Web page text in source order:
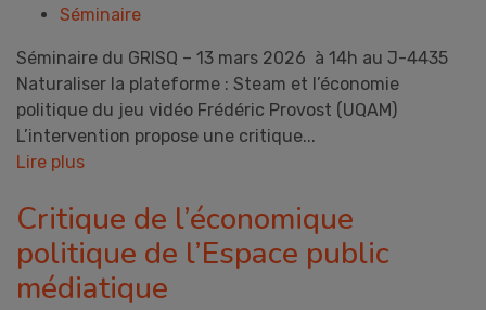
Séminaire
Séminaire du GRISQ – 13 mars 2026 à 14h au J-4435
Naturaliser la plateforme : Steam et l’économie
politique du jeu vidéo Frédéric Provost (UQAM)
L’intervention propose une critique...
Lire plus
Critique de l’économique
politique de l’Espace public
médiatique